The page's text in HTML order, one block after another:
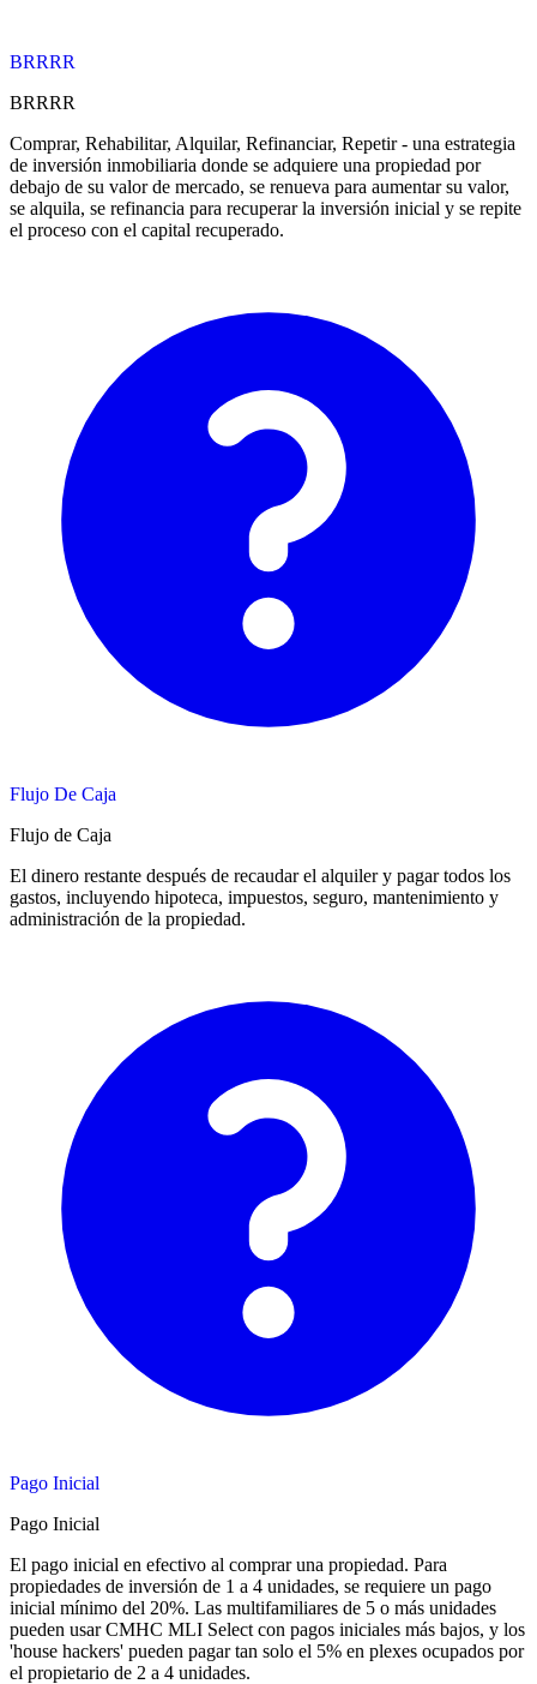
BRRRR
BRRRR
Comprar, Rehabilitar, Alquilar, Refinanciar, Repetir - una estrategia
de inversión inmobiliaria donde se adquiere una propiedad por
debajo de su valor de mercado, se renueva para aumentar su valor,
se alquila, se refinancia para recuperar la inversión inicial y se repite
el proceso con el capital recuperado.
Flujo De Caja
Flujo de Caja
El dinero restante después de recaudar el alquiler y pagar todos los
gastos, incluyendo hipoteca, impuestos, seguro, mantenimiento y
administración de la propiedad.
Pago Inicial
Pago Inicial
El pago inicial en efectivo al comprar una propiedad. Para
propiedades de inversión de 1 a 4 unidades, se requiere un pago
inicial mínimo del 20%. Las multifamiliares de 5 o más unidades
pueden usar CMHC MLI Select con pagos iniciales más bajos, y los
'house hackers' pueden pagar tan solo el 5% en plexes ocupados por
el propietario de 2 a 4 unidades.